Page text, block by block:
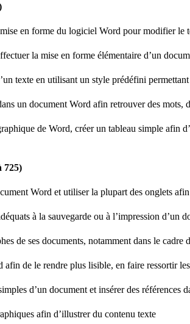
en forme du logiciel Word pour modifier le
la mise en forme élémentaire d’un
texte en utilisant un style prédéfini
un document Word afin retrouver des mots,
de Word, créer un tableau simple afin
725)
Word et utiliser la plupart des onglets
à la sauvegarde ou à l’impression d’un
de ses documents, notamment dans le
afin de le rendre plus lisible, en faire ressortir
d’un document et insérer des références
afin d’illustrer du contenu texte